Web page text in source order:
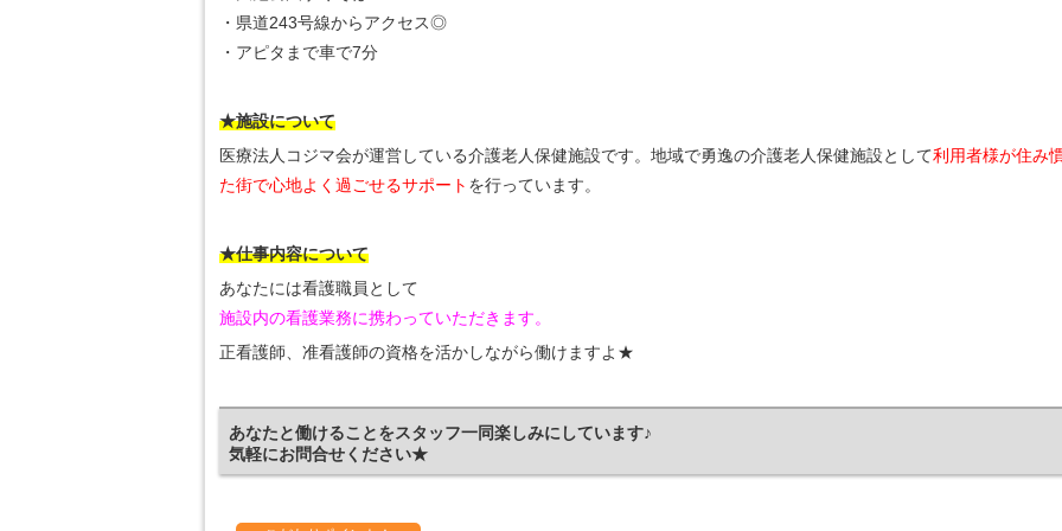
・県道243号線からアクセス◎
・アピタまで車で7分
★施設について
医療法人コジマ会が運営している介護老人保健施設です。地域で勇逸の介護老人保健施設として利用者様が住み
た街で心地よく過ごせるサポート を行っています。
★仕事内容について
あなたには看護職員として
施設内の看護業務に携わっていただきます。
正看護師、准看護師の資格を活かしながら働けますよ★
あなたと働けることをスタッフ一同楽しみにしています♪
気軽にお問合せください★